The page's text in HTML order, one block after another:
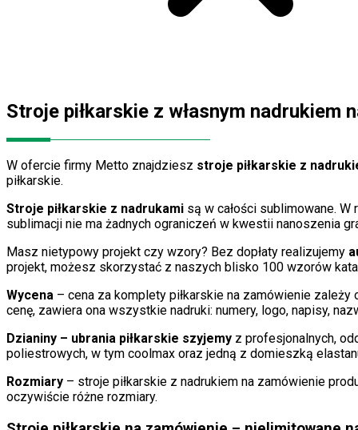
Stroje piłkarskie z własnym nadrukiem
W ofercie firmy Metto znajdziesz stroje piłkarskie z
piłkarskie.
Stroje piłkarskie z nadrukami są w całości sublimowane.
sublimacji nie ma żadnych ograniczeń w kwestii nanoszenia
Masz nietypowy projekt czy wzory? Bez dopłaty realizujemy
projekt, możesz skorzystać z naszych blisko 100 wzorów
Wycena – cena za komplety piłkarskie na zamówienie
cenę, zawiera ona wszystkie nadruki: numery, logo, napisy,
Dzianiny – ubrania piłkarskie szyjemy z profesjonalnych,
poliestrowych, w tym coolmax oraz jedną z domieszką
Rozmiary – stroje piłkarskie z nadrukiem na zamówienie
oczywiście różne rozmiary.